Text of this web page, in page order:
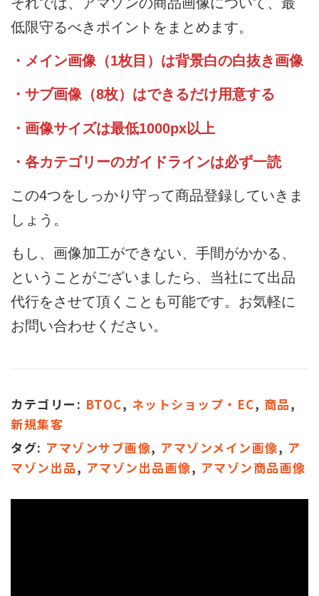
低限守るべきポイントをまとめます。
・メイン画像（1枚目）は背景白の白抜き画像
・サブ画像（8枚）はできるだけ用意する
・画像サイズは最低1000px以上
・各カテゴリーのガイドラインは必ず一読
この4つをしっかり守って商品登録していきま
しょう。
もし、画像加工ができない、手間がかかる、
ということがございましたら、当社にて出品
代行をさせて頂くことも可能です。お気軽に
お問い合わせください。
カテゴリー: BTOC, ネットショップ・EC, 商品,
新規集客
タグ: アマゾンサブ画像, アマゾンメイン画像, ア
マゾン出品, アマゾン出品画像, アマゾン商品画像